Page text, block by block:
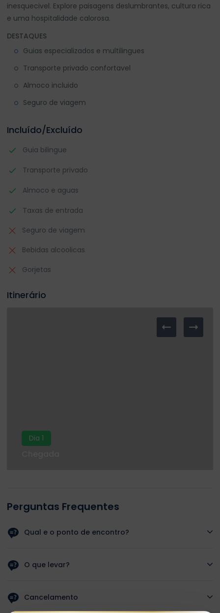
inesquecivel. Explore paisagens deslumbrantes, cultura rica
e uma hospitalidade calorosa.
DESTAQUES
Guias especializados e multilingues
Transporte privado confortavel
Almoco incluido
Seguro de viagem
Incluído/Excluído
Guia bilingue
Transporte privado
Almoco e aguas
Taxas de entrada
Seguro de viagem
Bebidas alcoolicas
Gorjetas
Itinerário
Dia 1
Perguntas Frequentes
Qual e o ponto de encontro?
O que levar?
fotografica.
Cancelamento